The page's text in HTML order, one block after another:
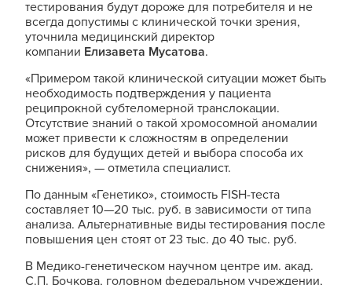
тестирования будут дороже для потребителя и не
всегда допустимы с клинической точки зрения,
уточнила медицинский директор
компании Елизавета Мусатова.
«Примером такой клинической ситуации может быть
необходимость подтверждения у пациента
реципрокной субтеломерной транслокации.
Отсутствие знаний о такой хромосомной аномалии
может привести к сложностям в определении
рисков для будущих детей и выбора способа их
снижения», — отметила специалист.
По данным «Генетико», стоимость FISH-теста
составляет 10—20 тыс. руб. в зависимости от типа
анализа. Альтернативные виды тестирования после
повышения цен стоят от 23 тыс. до 40 тыс. руб.
В Медико-генетическом научном центре им. акад.
С.П. Бочкова, головном федеральном учреждении,